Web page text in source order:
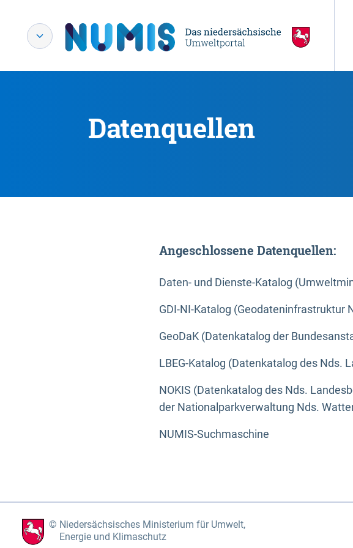
Datenquellen
Angeschlossene Datenquellen:
Daten- und Dienste-Katalog
GDI-NI-Katalog (Geodateninfrastruktur
GeoDaK (Datenkatalog der
LBEG-Katalog (Datenkatalog des Nds.
NOKIS (Datenkatalog des Nds.
der Nationalparkverwaltung Nds.
NUMIS-Suchmaschine
Niedersächsisches Ministerium für Umwelt,
Energie und Klimaschutz